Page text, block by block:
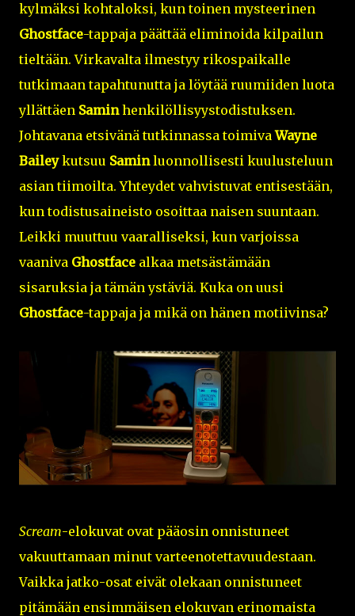
kylmäksi kohtaloksi, kun toinen mysteerinen
Ghostface-tappaja päättää eliminoida kilpailun
tieltään. Virkavalta ilmestyy rikospaikalle
tutkimaan tapahtunutta ja löytää ruumiiden luota
yllättäen Saminhenkilöllisyystodistuksen.
Johtavana etsivänä tutkinnassa toimivaWayne
Baileykutsuu Saminluonnollisesti kuulusteluun
asian tiimoilta. Yhteydet vahvistuvat entisestään,
kun todistusaineisto osoittaa naisen suuntaan.
Leikki muuttuu vaaralliseksi, kun varjoissa
vaaniva Ghostface alkaa metsästämään
sisaruksia ja tämän ystäviä. Kuka on uusi
Ghostface-tappaja ja mikä on hänen motiivinsa?
Scream-elokuvat ovat pääosin onnistuneet
vakuuttamaan minut varteenotettavuudestaan.
Vaikka jatko-osat eivät olekaan onnistuneet
pitämään ensimmäisen elokuvan erinomaista